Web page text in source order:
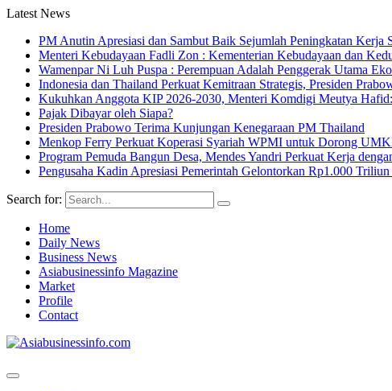
Latest News
PM Anutin Apresiasi dan Sambut Baik Sejumlah Peningkatan Kerja
Menteri Kebudayaan Fadli Zon : Kementerian Kebudayaan dan
Wamenpar Ni Luh Puspa : Perempuan Adalah Penggerak Utama
Indonesia dan Thailand Perkuat Kemitraan Strategis, Presiden
Kukuhkan Anggota KIP 2026-2030, Menteri Komdigi Meutya
Pajak Dibayar oleh Siapa?
Presiden Prabowo Terima Kunjungan Kenegaraan PM Thailand
Menkop Ferry Perkuat Koperasi Syariah WPMI untuk Dorong
Program Pemuda Bangun Desa, Mendes Yandri Perkuat Kerja
Pengusaha Kadin Apresiasi Pemerintah Gelontorkan Rp1.000
Search for:
Home
Daily News
Business News
Asiabusinessinfo Magazine
Market
Profile
Contact